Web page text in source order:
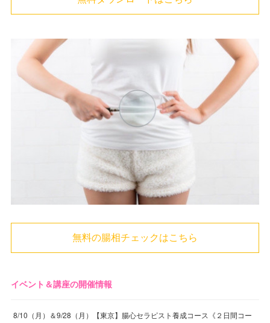
無料の腸相チェックはこちら
イベント＆講座の開催情報
8/10（月）＆9/28（月）【東京】腸心セラピスト養成コース《２日間コー